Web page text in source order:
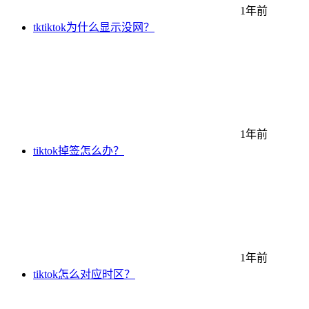
1年前
tktiktok为什么显示没网？
1年前
tiktok掉签怎么办？
1年前
tiktok怎么对应时区？